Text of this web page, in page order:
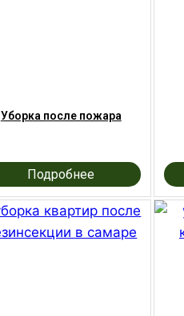
Уборка после пожара
Подробнее